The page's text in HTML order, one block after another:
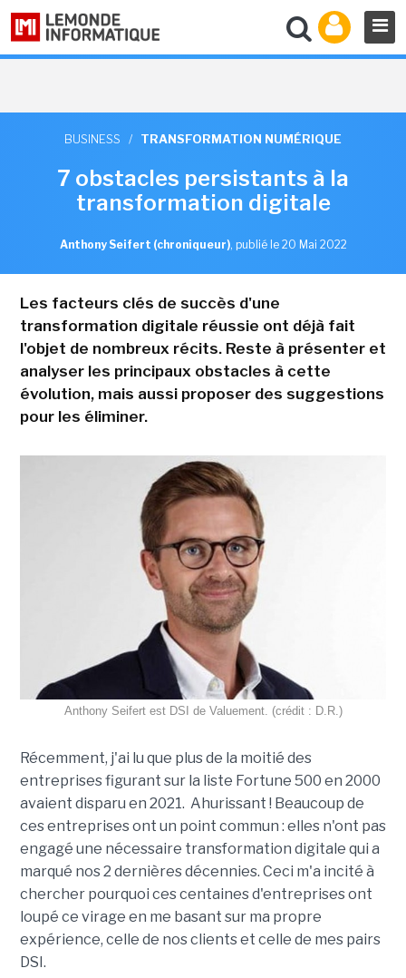
BUSINESS / TRANSFORMATION NUMÉRIQUE
7 obstacles persistants à la
transformation digitale
Anthony Seifert (chroniqueur), publié le 20 Mai 2022
Les facteurs clés de succès d'une
transformation digitale réussie ont déjà fait
l'objet de nombreux récits. Reste à présenter et
analyser les principaux obstacles à cette
évolution, mais aussi proposer des suggestions
pour les éliminer.
Anthony Seifert est DSI de Valuement. (crédit : D.R.)
Récemment, j'ai lu que plus de la moitié des
entreprises figurant sur la liste Fortune 500 en 2000
avaient disparu en 2021. Ahurissant ! Beaucoup de
ces entreprises ont un point commun : elles n'ont pas
engagé une nécessaire transformation digitale qui a
marqué nos 2 dernières décennies. Ceci m'a incité à
chercher pourquoi ces centaines d'entreprises ont
loupé ce virage en me basant sur ma propre
expérience, celle de nos clients et celle de mes pairs
DSI.